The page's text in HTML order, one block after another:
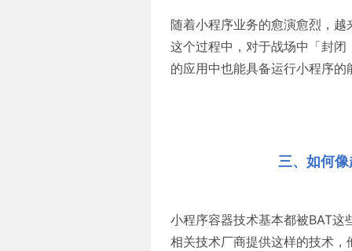
随着小程序业务的愈演愈烈，
这个过程中，对于战场中「封
的应用中也能具备运行小程序
三、如何
小程序容器技术基本都被BAT
相关技术厂商提供这样的技术